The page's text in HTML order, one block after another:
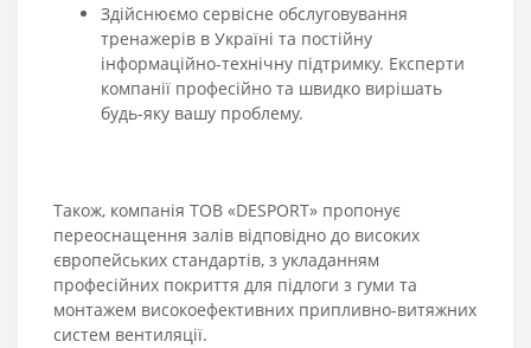
Здійснюємо сервісне обслуговування
тренажерів в Україні та постійну
інформаційно-технічну підтримку. Експерти
компанії професійно та швидко вирішать
будь-яку вашу проблему.
Також, компанія ТОВ «DESPORT» пропонує
переоснащення залів відповідно до високих
європейських стандартів, з укладанням
професійних покриття для підлоги з гуми та
монтажем високоефективних припливно-витяжних
систем вентиляції.